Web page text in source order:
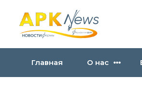
Главная О нас